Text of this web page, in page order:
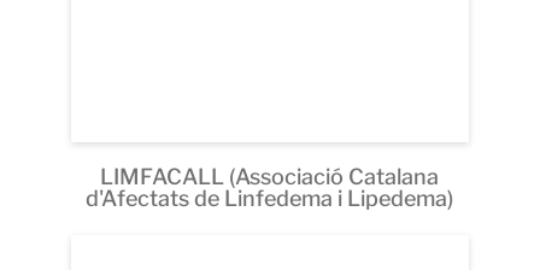
LIMFACALL (Associació Catalana
d'Afectats de Linfedema i Lipedema)